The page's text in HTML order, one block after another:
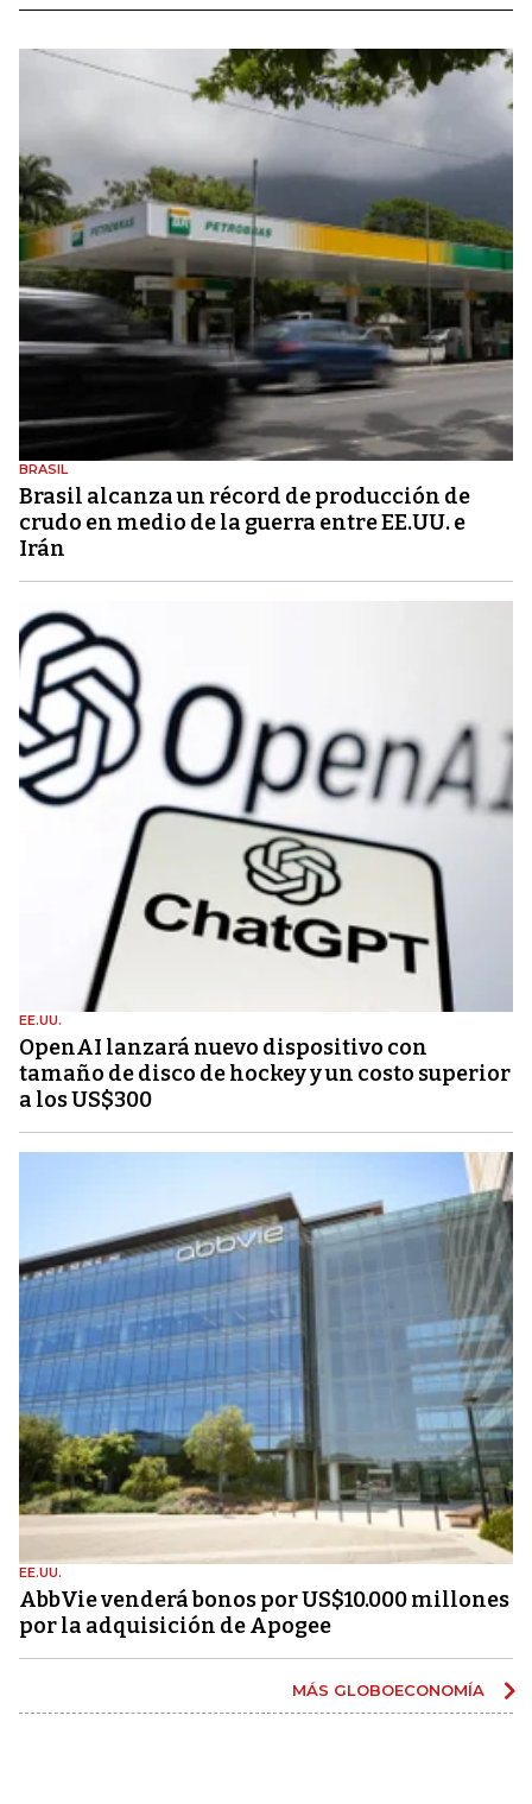
BRASIL
Brasil alcanza un récord de producción de
crudo en medio de la guerra entre EE.UU. e
Irán
EE.UU.
OpenAI lanzará nuevo dispositivo con
tamaño de disco de hockey y un costo superior
a los US$300
EE.UU.
AbbVie venderá bonos por US$10.000 millones
por la adquisición de Apogee
MÁS GLOBOECONOMÍA